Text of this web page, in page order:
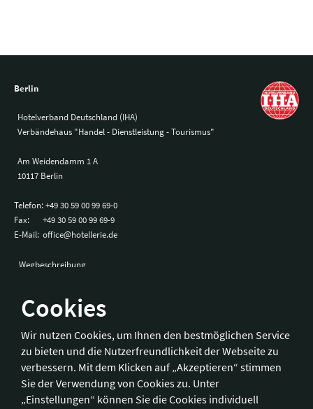
Cookies
Wir nutzen Cookies, um Ihnen den bestmöglichen Service
zu bieten und die Nutzerfreundlichkeit der Webseite zu
verbessern. Mit dem Klicken auf „Akzeptieren“ stimmen
Sie der Verwendung von Cookies zu. Unter
„Einstellungen“ können Sie die Cookies individuell
Berlin
Hotelverband Deutschland (IHA)
Verbändehaus "Handel - Dienstleistung - Tourismus"
Am Weidendamm 1 A
10117 Berlin
Telefon:+49 30 59 00 99 69-0
Fax:
+49 30 59 00 99 69-9
E-Mail: office@hotellerie.de
Wegbeschreibung
Hotelverband Deutschland (IHA) / IHA-Service GmbH
Kronprinzenstraße 37
53173 Bonn